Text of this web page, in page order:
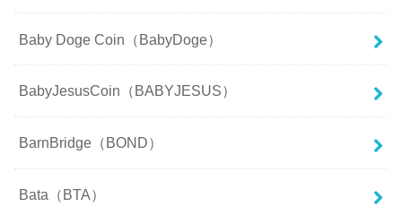
Baby Doge Coin（BabyDoge）
BabyJesusCoin（BABYJESUS）
BarnBridge（BOND）
Bata（BTA）